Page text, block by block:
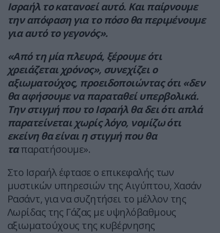
Ισραήλ το κατανοεί αυτό. Και παίρνουμε
την απόφαση για το πόσο θα περιμένουμε
για αυτό το γεγονός».
«Από τη μία πλευρά, ξέρουμε ότι
χρειάζεται χρόνος», συνεχίζει ο
αξιωματούχος, προειδοποιώντας ότι «δεν
θα αφήσουμε να παραταθεί υπερβολικά.
Την στιγμή που το Ισραήλ θα δει ότι απλά
παρατείνεται χωρίς λόγο, νομίζω ότι
εκείνη θα είναι η στιγμή που θα
ταπαρατήσουμε».
Στο Ισραήλ έφτασε ο επικεφαλής των
μυστικών υπηρεσιών της Αιγύπτου, Χασάν
Ρασάντ, για να συζητήσει το μέλλον της
Λωρίδας της Γάζας με υψηλόβαθμους
αξιωματούχους της κυβέρνησης